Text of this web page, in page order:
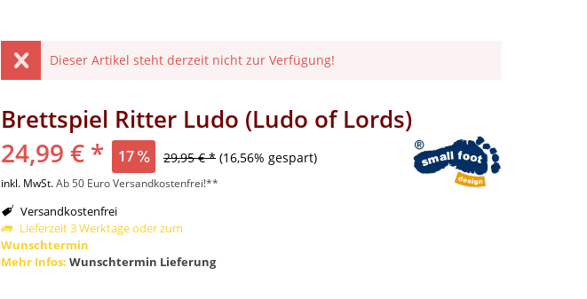
Dieser Artikel steht derzeit nicht zur Verfügung!
Brettspiel Ritter Ludo (Ludo of Lords)
24,99 € * 17 29,95 € * (16,56% gespart)
inkl. MwSt.Ab 50 Euro Versandkostenfrei!**
Versandkostenfrei
Lieferzeit 3 Werktage oder zum
Wunschtermin
Mehr Infos: Wunschtermin Lieferung